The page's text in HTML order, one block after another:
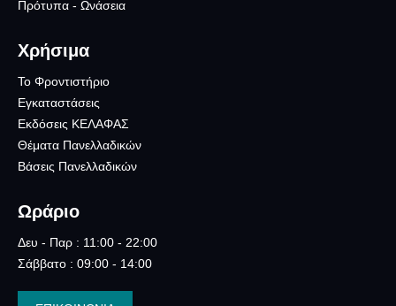
Πρότυπα - Ωνάσεια
Χρήσιμα
Το Φροντιστήριο
Εγκαταστάσεις
Εκδόσεις ΚΕΛΑΦΑΣ
Θέματα Πανελλαδικών
Βάσεις Πανελλαδικών
Ωράριο
Δευ - Παρ : 11:00 - 22:00
Σάββατο : 09:00 - 14:00